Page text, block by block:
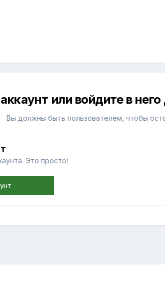
или войдите в
Вы должны быть пользователем, чтобы
Это просто!